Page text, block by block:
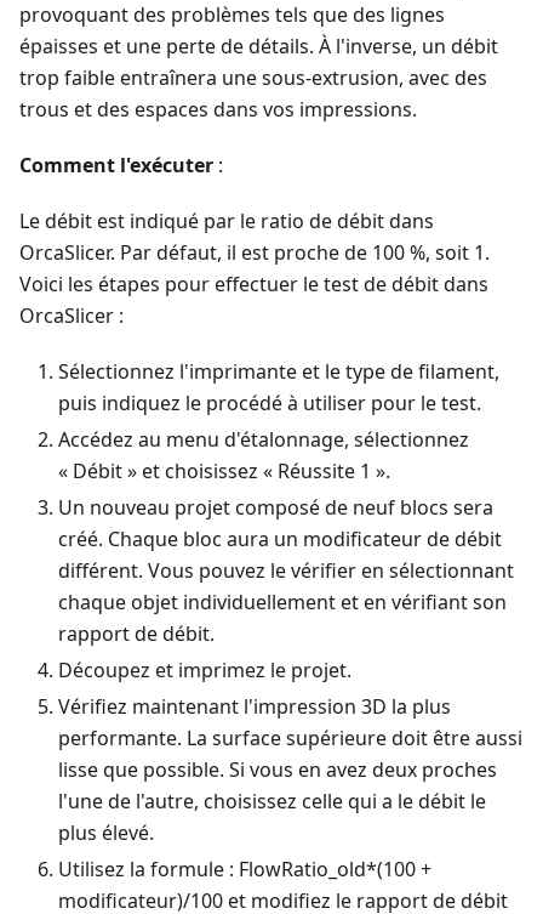
provoquant des problèmes tels que des lignes
épaisses et une perte de détails. À l'inverse, un débit
trop faible entraînera une sous-extrusion, avec des
trous et des espaces dans vos impressions.
Comment l'exécuter :
Le débit est indiqué par le ratio de débit dans
OrcaSlicer. Par défaut, il est proche de 100 %, soit 1.
Voici les étapes pour effectuer le test de débit dans
OrcaSlicer :
Sélectionnez l'imprimante et le type de filament,
puis indiquez le procédé à utiliser pour le test.
Accédez au menu d'étalonnage, sélectionnez
« Débit » et choisissez « Réussite 1 ».
Un nouveau projet composé de neuf blocs sera
créé. Chaque bloc aura un modificateur de débit
différent. Vous pouvez le vérifier en sélectionnant
chaque objet individuellement et en vérifiant son
rapport de débit.
Découpez et imprimez le projet.
Vérifiez maintenant l'impression 3D la plus
performante. La surface supérieure doit être aussi
lisse que possible. Si vous en avez deux proches
l'une de l'autre, choisissez celle qui a le débit le
plus élevé.
Utilisez la formule : FlowRatio_old*(100 +
modificateur)/100 et modifiez le rapport de débit